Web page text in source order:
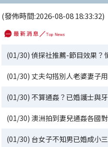
(發佈時間:2026-08-08 18:33:32)
(01/30) 偵探社推薦-節目效果？
(01/30) 丈夫勾搭別人老婆妻子
(01/30) 不算通姦？已婚護士與
(01/30) 澳洲拍到妻兒通姦各國
(01/30) 台女子不知男已婚成小